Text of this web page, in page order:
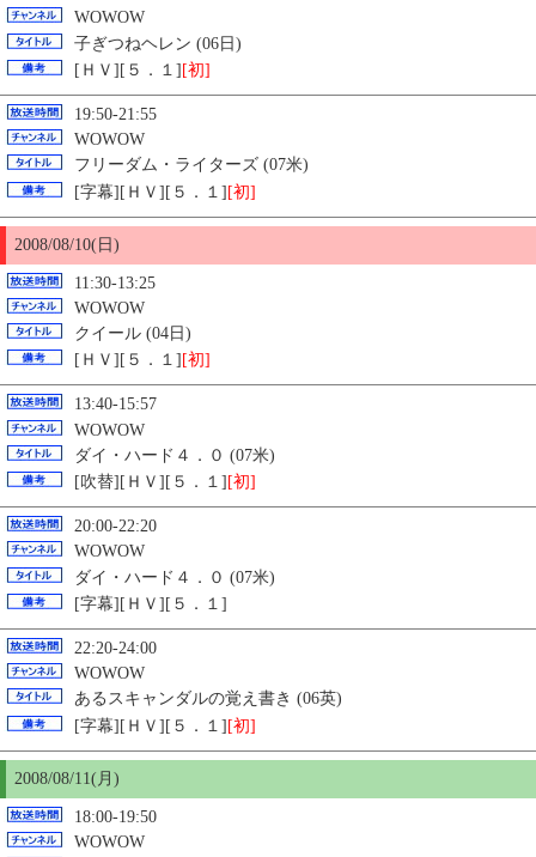
WOWOW
子ぎつねヘレン (06日)
[ＨＶ][５．１] [初]
19:50-21:55
WOWOW
フリーダム・ライターズ (07米)
[字幕][ＨＶ][５．１][初]
2008/08/10(日)
11:30-13:25
WOWOW
クイール (04日)
[ＨＶ][５．１] [初]
13:40-15:57
WOWOW
ダイ・ハード４．０ (07米)
[吹替][ＨＶ][５．１] [初]
20:00-22:20
WOWOW
ダイ・ハード４．０ (07米)
[字幕][ＨＶ][５．１]
22:20-24:00
WOWOW
あるスキャンダルの覚え書き (06英)
[字幕][ＨＶ][５．１][初]
2008/08/11(月)
18:00-19:50
WOWOW